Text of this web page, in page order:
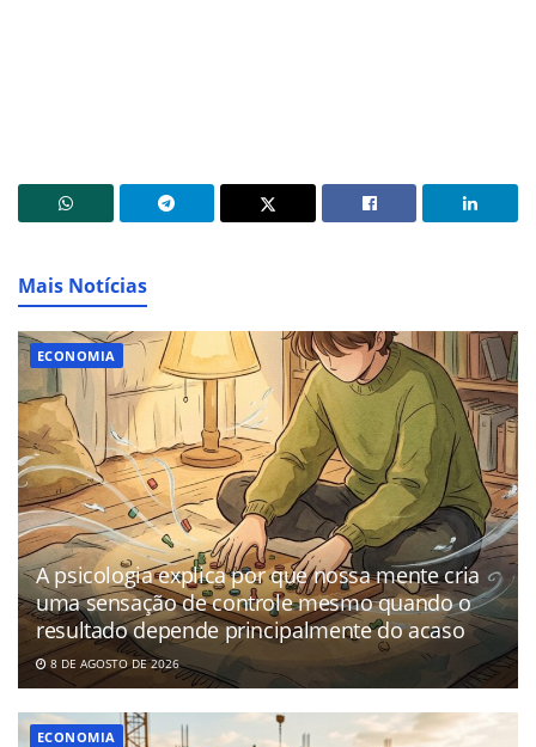
Mais Notícias
ECONOMIA
A psicologia explica por que nossa mente cria
uma sensação de controle mesmo quando o
resultado depende principalmente do acaso
8 DE AGOSTO DE 2026
ECONOMIA